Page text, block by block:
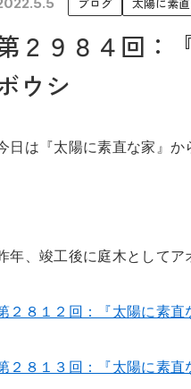
継ぐ平屋
２９８４回：
ウシ
日は『太陽に素直な家』か
年、竣工後に庭木としてア
２８１２回：『太陽に素直
２８１３回：『太陽に素直